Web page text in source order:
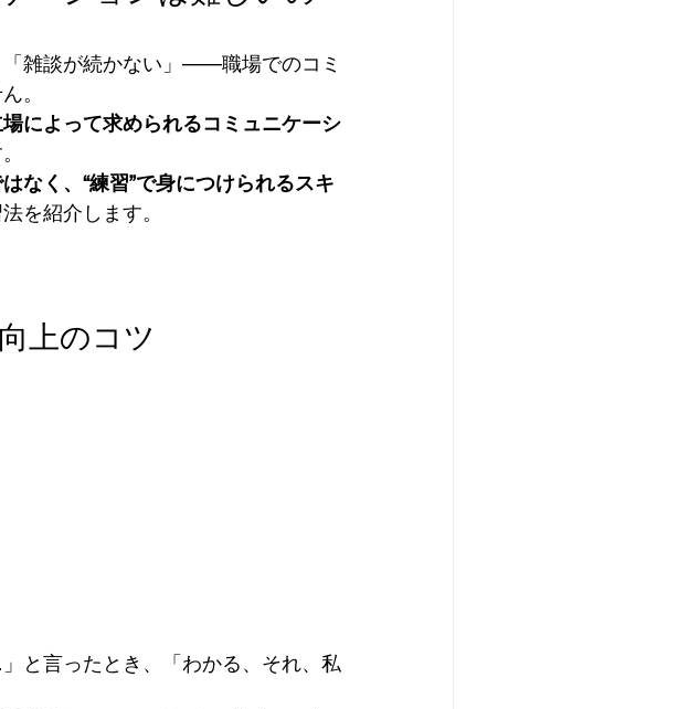
「雑談が続かない」——職場でのコミ
。
によって求められるコミュニケーシ
なく、“練習”で身につけられるスキ
を紹介します。
上のコツ
と言ったとき、「わかる、それ、私